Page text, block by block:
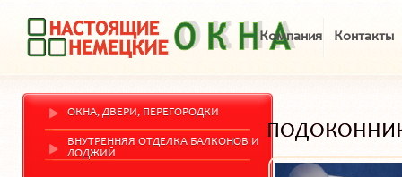
Компания Контакты
ОКНА, ДВЕРИ, ПЕРЕГОРОДКИ
ВНУТРЕННЯЯ ОТДЕЛКА БАЛКОНОВ И
ЛОДЖИЙ